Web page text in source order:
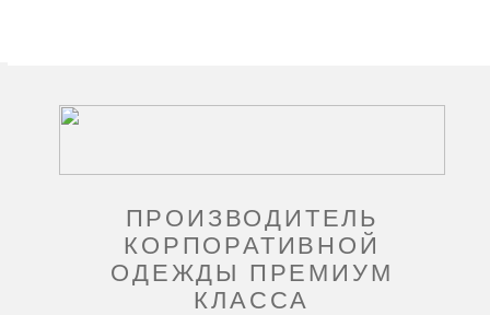
ПРОИЗВОДИТЕЛЬ
КОРПОРАТИВНОЙ
ОДЕЖДЫ ПРЕМИУМ
КЛАССА